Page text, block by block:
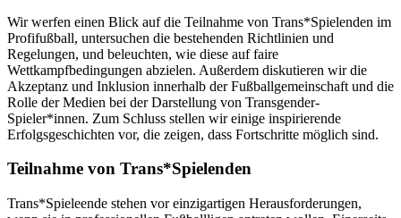
Wir werfen einen Blick auf die Teilnahme von Trans*Spielenden im
Profifußball, untersuchen die bestehenden Richtlinien und
Regelungen, und beleuchten, wie diese auf faire
Wettkampfbedingungen abzielen. Außerdem diskutieren wir die
Akzeptanz und Inklusion innerhalb der Fußballgemeinschaft und die
Rolle der Medien bei der Darstellung von Transgender-
Spieler*innen. Zum Schluss stellen wir einige inspirierende
Erfolgsgeschichten vor, die zeigen, dass Fortschritte möglich sind.
Teilnahme von Trans*Spielenden
Trans*Spieleende stehen vor einzigartigen Herausforderungen,